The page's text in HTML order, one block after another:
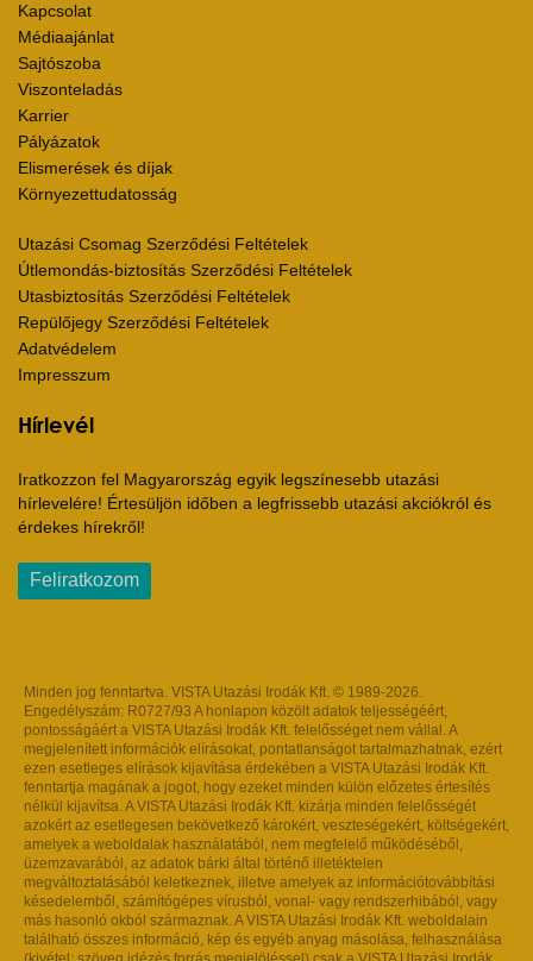
Kapcsolat
Médiaajánlat
Sajtószoba
Viszonteladás
Karrier
Pályázatok
Elismerések és díjak
Környezettudatosság
Utazási Csomag Szerződési Feltételek
Útlemondás-biztosítás Szerződési Feltételek
Utasbiztosítás Szerződési Feltételek
Repülőjegy Szerződési Feltételek
Adatvédelem
Impresszum
Hírlevél
Iratkozzon fel Magyarország egyik legszínesebb utazási
hírlevelére! Értesüljön időben a legfrissebb utazási akciókról és
érdekes hírekről!
Feliratkozom
Minden jog fenntartva. VISTA Utazási Irodák Kft. © 1989-2026.
Engedélyszám: R0727/93 A honlapon közölt adatok teljességéért,
pontosságáért a VISTA Utazási Irodák Kft. felelősséget nem vállal. A
megjelenített információk elírásokat, pontatlanságot tartalmazhatnak, ezért
ezen esetleges elírások kijavítása érdekében a VISTA Utazási Irodák Kft.
fenntartja magának a jogot, hogy ezeket minden külön előzetes értesítés
nélkül kijavítsa. A VISTA Utazási Irodák Kft. kizárja minden felelősségét
azokért az esetlegesen bekövetkező károkért, veszteségekért, költségekért,
amelyek a weboldalak használatából, nem megfelelő működéséből,
üzemzavarából, az adatok bárki által történő illetéktelen
megváltoztatásából keletkeznek, illetve amelyek az információtovábbítási
késedelemből, számítógépes vírusból, vonal- vagy rendszerhibából, vagy
más hasonló okból származnak. A VISTA Utazási Irodák Kft. weboldalain
található összes információ, kép és egyéb anyag másolása, felhasználása